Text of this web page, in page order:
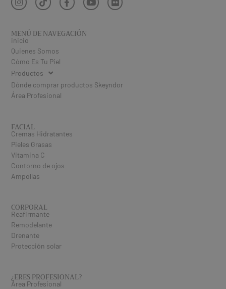
MENÚ DE NAVEGACIÓN
inicio
Quienes Somos
Cómo Es Tu Piel
Productos
Dónde comprar productos Skeyndor
Área Profesional
FACIAL
Cremas Hidratantes
Pieles Grasas
Vitamina C
Contorno de ojos
Ampollas
CORPORAL
Reafirmante
Remodelante
Drenante
Protección solar
¿ERES PROFESIONAL​?
Área Profesional